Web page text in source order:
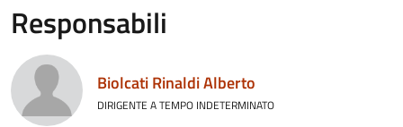
Responsabili
Biolcati Rinaldi Alberto
DIRIGENTE A TEMPO INDETERMINATO